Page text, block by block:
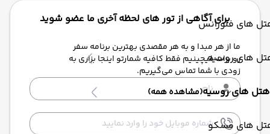
های فلورانس
های روسیه
هتل های روسیه(مشاهده همه)
های مسکو
برای آگاهی از تور های لحظه آخری ما عضو شوید
ما از هر مبدا و به هر مقصدی بهترین برنامه سفر
رو برات میچینیم فقط کافیه شمارتو اینجا بزاری به
زودی با شما تماس می‌گیریم.